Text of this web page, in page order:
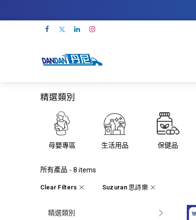
精選類別
母嬰專區 生活用品 保健品
所有產品 - 8 items
Clear Filters Suzuran 思詩樂
精選類別